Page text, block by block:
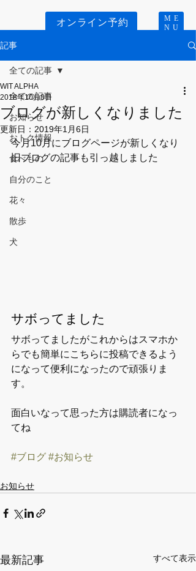
ME
NU
オンライン予約
記事
全ての記事
お知らせ
おトク情報
食べもの
自分のこと
花々
散歩
犬
全ての記事
ブログが新しくなりました
WIT ALPHA
2018年10月8日
更新日： 2019年1月6日
今月10月にブログページが新しくなり
旧ブログの記事も引っ越しました
サボってました
サボってましたがこれからはスマホか
らでも簡単にこちらに投稿できるよう
になって便利になったので頑張りま
す。
面白いなって思った方は購読者になっ
てね
#ブログ #お知らせ
お知らせ
最新記事 すべて表示